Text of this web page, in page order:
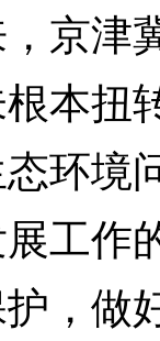
京津
本扭
环境
工作
，做